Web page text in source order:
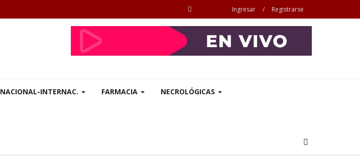
Ingresar / Registrarse
NACIONAL-INTERNAC. FARMACIA NECROLÓGICAS